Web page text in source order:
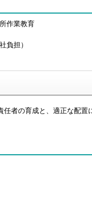
所作業教育
負担）
任者の育成と、適正な配置